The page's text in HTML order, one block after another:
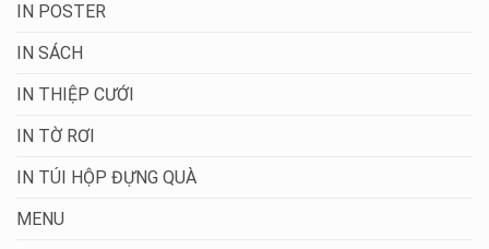
IN POSTER
IN SÁCH
IN THIỆP CƯỚI
IN TỜ RƠI
IN TÚI HỘP ĐỰNG QUÀ
MENU